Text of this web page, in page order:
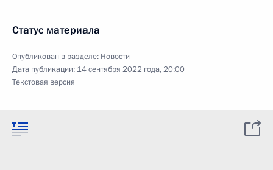
Статус материала
Опубликован в разделе: Новости
Дата публикации: 14 сентября 2022 года, 20:00
Текстовая версия